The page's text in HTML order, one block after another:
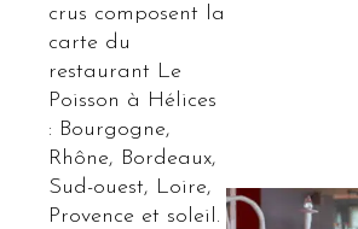
crus composent la
carte du
restaurant Le
Poisson à Hélices
: Bourgogne,
Rhône, Bordeaux,
Sud-ouest, Loire,
Provence et soleil.